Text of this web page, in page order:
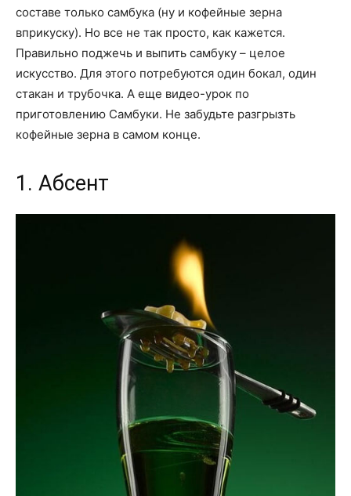
составе только самбука (ну и кофейные зерна
вприкуску). Но все не так просто, как кажется.
Правильно поджечь и выпить самбуку – целое
искусство. Для этого потребуются один бокал, один
стакан и трубочка. А еще видео-урок по
приготовлению Самбуки. Не забудьте разгрызть
кофейные зерна в самом конце.
1. Абсент